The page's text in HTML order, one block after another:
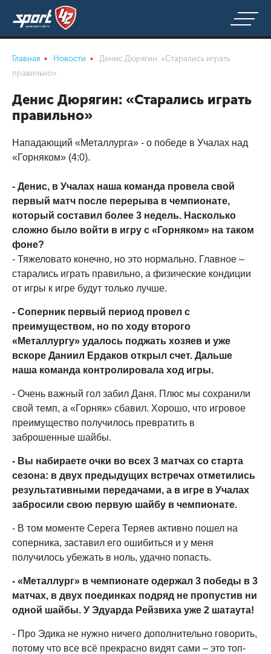
Главная Новости
Денис Дюрягин: «Старались играть
правильно»
Денис Дюрягин: «Старались играть
правильно»
Нападающий «Металлурга» - о победе в Учалах над
«Горняком» (4:0).
- Денис, в Учалах наша команда провела свой
первый матч после перерыва в чемпионате,
который составил более 3 недель. Насколько
сложно было войти в игру с «Горняком» на таком
фоне?
- Тяжеловато конечно, но это нормально. Главное –
старались играть правильно, а физические кондиции
от игры к игре будут только лучше.
- Соперник первый период провел с
преимуществом, но по ходу второго
«Металлургу» удалось поджать хозяев и уже
вскоре Даниил Ердаков открыл счет. Дальше
наша команда контролировала ход игры.
- Очень важный гол забил Даня. Плюс мы сохранили
свой темп, а «Горняк» сбавил. Хорошо, что игровое
преимущество получилось превратить в
заброшенные шайбы.
- Вы набираете очки во всех 3 матчах со старта
сезона: в двух предыдущих встречах отметились
результативными передачами, а в игре в Учалах
забросили свою первую шайбу в чемпионате.
- В том моменте Серега Теряев активно пошел на
соперника, заставил его ошибиться и у меня
получилось убежать в ноль, удачно попасть.
- «Металлург» в чемпионате одержал 3 победы в 3
матчах, в двух поединках подряд не пропустив ни
одной шайбы. У Эдуарда Рейзвиха уже 2 шатаута!
- Про Эдика не нужно ничего дополнительно говорить,
потому что все всё прекрасно видят сами – это топ-